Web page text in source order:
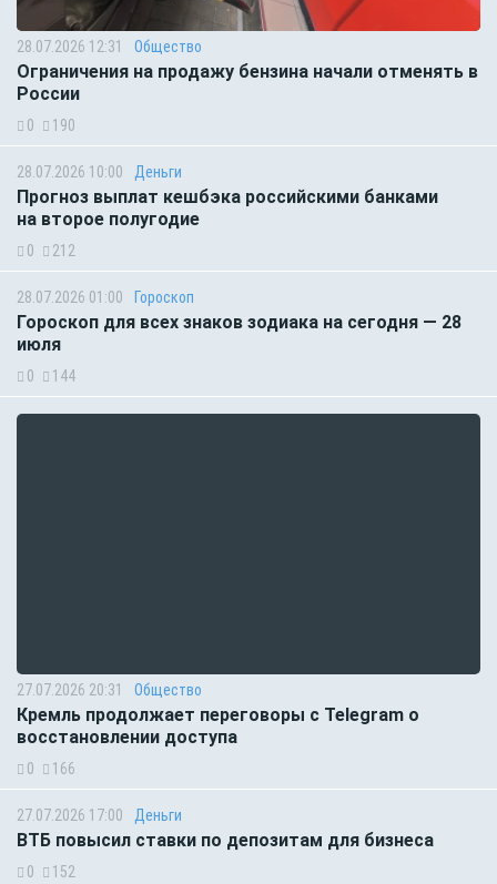
28.07.2026 12:31 Общество
Ограничения на продажу бензина начали отменять в
России
0 190
28.07.2026 10:00 Деньги
Прогноз выплат кешбэка российскими банками
на второе полугодие
0 212
28.07.2026 01:00 Гороскоп
Гороскоп для всех знаков зодиака на сегодня — 28
июля
0 144
27.07.2026 20:31 Общество
Кремль продолжает переговоры с Telegram о
восстановлении доступа
0 166
27.07.2026 17:00 Деньги
ВТБ повысил ставки по депозитам для бизнеса
0 152